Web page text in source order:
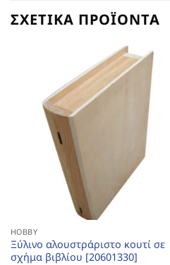
ΣΧΕΤΙΚΆ ΠΡΟΪΌΝΤΑ
HOBBY
Ξύλινο αλουστράριστο κουτί σε
σχήμα βιβλίου [20601330]